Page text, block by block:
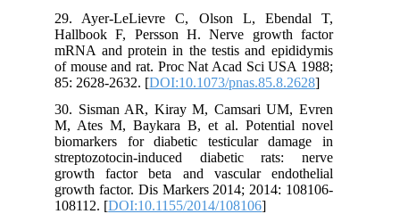
29. Ayer-LeLievre C, Olson L, Ebendal T,
Hallbook F, Persson H. Nerve growth factor
mRNA and protein in the testis and epididymis
of mouse and rat. Proc Nat Acad Sci USA 1988;
85: 2628-2632. [DOI:10.1073/pnas.85.8.2628
30. Sisman AR, Kiray M, Camsari UM, Evren
M, Ates M, Baykara B, et al. Potential novel
biomarkers for diabetic testicular damage in
streptozotocin-induced diabetic rats: nerve
growth factor beta and vascular endothelial
growth factor. Dis Markers 2014; 2014: 108106-
108112. [DOI:10.1155/2014/108106